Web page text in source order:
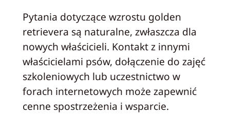
Pytania dotyczące wzrostu golden
retrievera są naturalne, zwłaszcza dla
nowych właścicieli. Kontakt z innymi
właścicielami psów, dołączenie do zajęć
szkoleniowych lub uczestnictwo w
forach internetowych może zapewnić
cenne spostrzeżenia i wsparcie.